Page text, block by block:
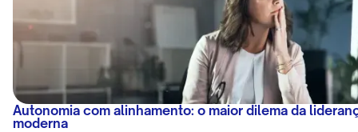
Autonomia com alinhamento: o maior dilema da
moderna